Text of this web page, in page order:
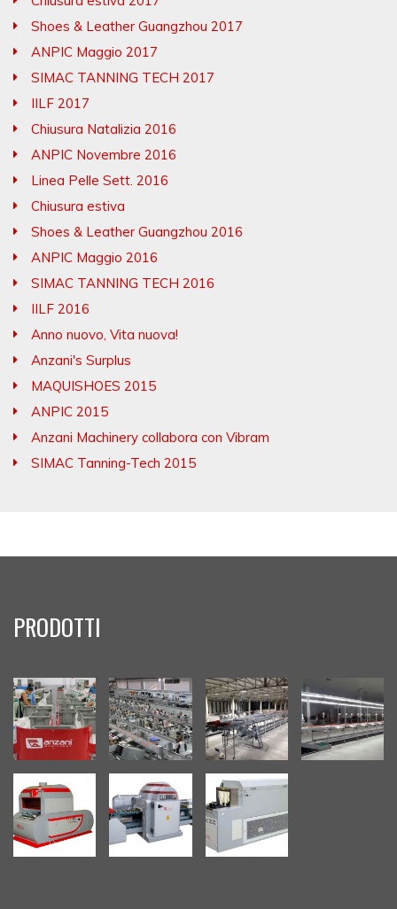
Shoes & Leather Guangzhou 2017
ANPIC Maggio 2017
SIMAC TANNING TECH 2017
IILF 2017
Chiusura Natalizia 2016
ANPIC Novembre 2016
Linea Pelle Sett. 2016
Chiusura estiva
Shoes & Leather Guangzhou 2016
ANPIC Maggio 2016
SIMAC TANNING TECH 2016
IILF 2016
Anno nuovo, Vita nuova!
Anzani's Surplus
MAQUISHOES 2015
ANPIC 2015
Anzani Machinery collabora con Vibram
SIMAC Tanning-Tech 2015
PRODOTTI